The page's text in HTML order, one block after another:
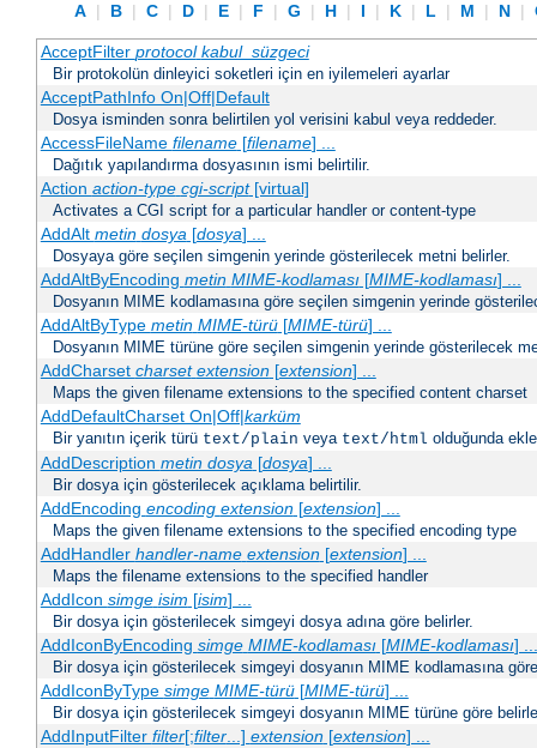
A | B | C | D | E | F | G | H | I | K | L | M | N |
AcceptFilter protocol kabul_süzgeci
Bir protokolün dinleyici soketleri için en iyilemeleri ayarlar
AcceptPathInfo On|Off|Default
Dosya isminden sonra belirtilen yol verisini kabul veya reddeder.
AccessFileName filename[filename] ...
Dağıtık yapılandırma dosyasının ismi belirtilir.
Action action-type cgi-script[virtual]
Activates a CGI script for a particular handler or content-type
AddAlt metin dosya[dosya] ...
Dosyaya göre seçilen simgenin yerinde gösterilecek metni belirler.
AddAltByEncoding metin MIME-kodlaması[MIME-kodlaması] ...
Dosyanın MIME kodlamasına göre seçilen simgenin yerinde
AddAltByType metin MIME-türü[MIME-türü] ...
Dosyanın MIME türüne göre seçilen simgenin yerinde gösterilecek
AddCharset charset extension[extension] ...
Maps the given filename extensions to the specified content charset
AddDefaultCharset On|Off|karküm
Bir yanıtın içerik türü text/plain veya text/html olduğunda
AddDescription metin dosya[dosya] ...
Bir dosya için gösterilecek açıklama belirtilir.
AddEncoding encoding extension[extension] ...
Maps the given filename extensions to the specified encoding type
AddHandler handler-name extension[extension] ...
Maps the filename extensions to the specified handler
AddIcon simge isim [isim] ...
Bir dosya için gösterilecek simgeyi dosya adına göre belirler.
AddIconByEncoding simge MIME-kodlaması[MIME-kodlaması] ...
Bir dosya için gösterilecek simgeyi dosyanın MIME kodlamasına
AddIconByType simge MIME-türü[MIME-türü] ...
Bir dosya için gösterilecek simgeyi dosyanın MIME türüne göre
AddInputFilter filter[;filter...] extension[extension] ...